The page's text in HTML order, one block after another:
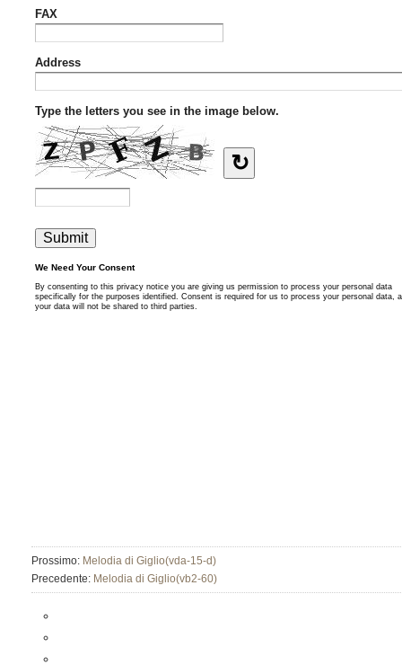
Prossimo: Melodia di Giglio(vda-15-d)
Precedente: Melodia di Giglio(vb2-60)